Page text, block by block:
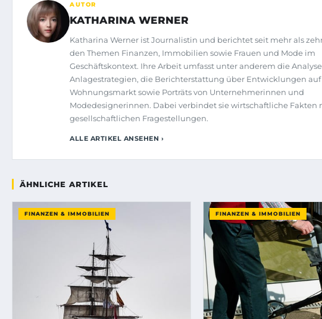
AUTOR
KATHARINA WERNER
Katharina Werner ist Journalistin und berichtet seit mehr als
den Themen Finanzen, Immobilien sowie Frauen und Mode im
Geschäftskontext. Ihre Arbeit umfasst unter anderem die
Anlagestrategien, die Berichterstattung über Entwicklungen
Wohnungsmarkt sowie Porträts von Unternehmerinnen und
Modedesignerinnen. Dabei verbindet sie wirtschaftliche Fakten
gesellschaftlichen Fragestellungen.
ALLE ARTIKEL ANSEHEN ›
ÄHNLICHE ARTIKEL
FINANZEN & IMMOBILIEN FINANZEN & IMMOBILIEN